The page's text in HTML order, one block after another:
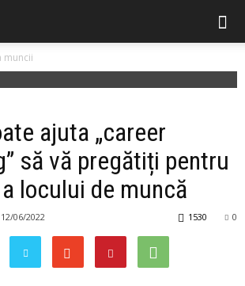
muncii
ajuta „career
să vă pregătiți pentru
locului de muncă
12/06/2022 0
1530